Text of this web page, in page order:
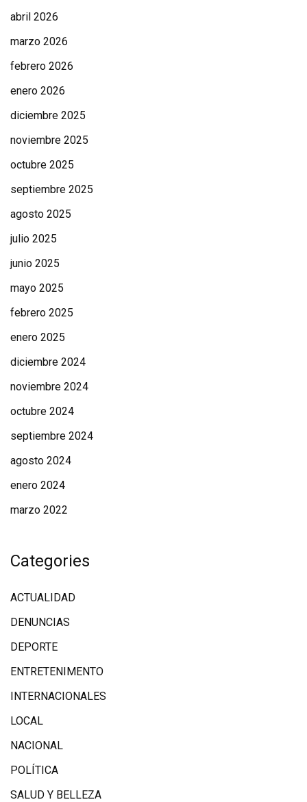
abril 2026
marzo 2026
febrero 2026
enero 2026
diciembre 2025
noviembre 2025
octubre 2025
septiembre 2025
agosto 2025
julio 2025
junio 2025
mayo 2025
febrero 2025
enero 2025
diciembre 2024
noviembre 2024
octubre 2024
septiembre 2024
agosto 2024
enero 2024
marzo 2022
Categories
ACTUALIDAD
DENUNCIAS
DEPORTE
ENTRETENIMENTO
INTERNACIONALES
LOCAL
NACIONAL
POLÍTICA
SALUD Y BELLEZA